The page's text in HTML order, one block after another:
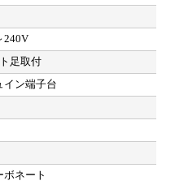
240V
足取付
イン端子台
ボネート